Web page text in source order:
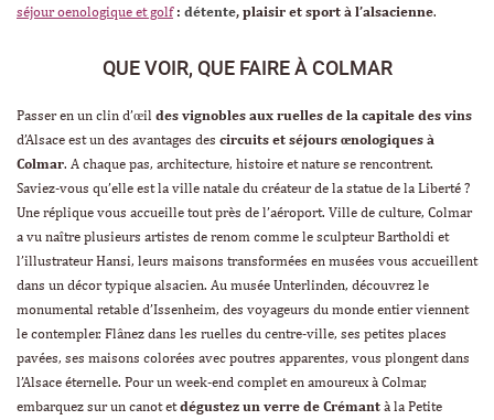
séjour oenologique et golf: détente, plaisir et sport à l’alsacienne.
QUE VOIR, QUE FAIRE À COLMAR
Passer en un clin d’œil des vignobles aux ruelles de la capitale des vins
d’Alsace est un des avantages des circuits et séjours œnologiques à
Colmar. A chaque pas, architecture, histoire et nature se rencontrent.
Saviez-vous qu’elle est la ville natale du créateur de la statue de la Liberté ?
Une réplique vous accueille tout près de l’aéroport. Ville de culture, Colmar
a vu naître plusieurs artistes de renom comme le sculpteur Bartholdi et
l’illustrateur Hansi, leurs maisons transformées en musées vous accueillent
dans un décor typique alsacien. Au musée Unterlinden, découvrez le
monumental retable d’Issenheim, des voyageurs du monde entier viennent
le contempler. Flânez dans les ruelles du centre-ville, ses petites places
pavées, ses maisons colorées avec poutres apparentes, vous plongent dans
l’Alsace éternelle. Pour un week-end complet en amoureux à Colmar,
embarquez sur un canot etdégustez un verre de Crémant à la Petite